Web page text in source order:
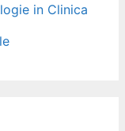
in Clinica